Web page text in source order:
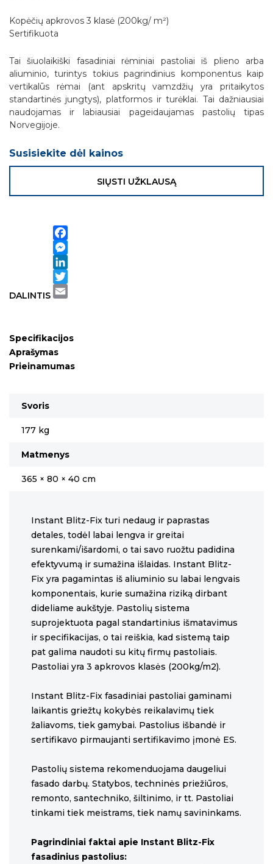
Kopėčių apkrovos 3 klasė (200kg/ m²)
Sertifikuota
Tai šiuolaikiški fasadiniai rėminiai pastoliai iš plieno arba
aliuminio, turintys tokius pagrindinius komponentus kaip
vertikalūs rėmai (ant apskritų vamzdžių yra pritaikytos
standartinės jungtys), platformos ir turėklai. Tai dažniausiai
naudojamas ir labiausiai pageidaujamas pastolių tipas
Norvegijoje.
Susisiekite dėl kainos
SIŲSTI UŽKLAUSĄ
DALINTIS
Facebook
Messenger
LinkedIn
Twitter
Specifikacijos
Aprašymas
Prieinamumas
Svoris
177 kg
Matmenys
365 × 80 × 40 cm
Instant Blitz-Fix turi nedaug ir paprastas
detales, todėl labai lengva ir greitai
surenkami/išardomi, o tai savo ruožtu padidina
efektyvumą ir sumažina išlaidas. Instant Blitz-
Fix yra pagamintas iš aliuminio su labai lengvais
komponentais, kurie sumažina riziką dirbant
dideliame aukštyje. Pastolių sistema
suprojektuota pagal standartinius išmatavimus
ir specifikacijas, o tai reiškia, kad sistemą taip
pat galima naudoti su kitų firmų pastoliais.
Pastoliai yra 3 apkrovos klasės (200kg/m2).
Instant Blitz-Fix fasadiniai pastoliai gaminami
laikantis griežtų kokybės reikalavimų tiek
žaliavoms, tiek gamybai. Pastolius išbandė ir
sertifikavo pirmaujanti sertifikavimo įmonė ES.
Pastolių sistema rekomenduojama daugeliui
fasado darbų. Statybos, techninės priežiūros,
remonto, santechniko, šiltinimo, ir tt. Pastoliai
tinkami tiek meistrams, tiek namų savininkams.
Pagrindiniai faktai apie Instant Blitz-Fix
fasadinius pastolius: